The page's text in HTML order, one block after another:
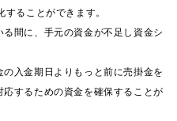
ることができます。
間に、手元の資金が不足し資金シ
入金期日よりもっと前に売掛金を
するための資金を確保することが